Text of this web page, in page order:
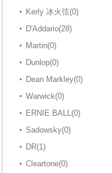
Kerly 冰火弦(0)
D'Addario(28)
Martin(0)
Dunlop(0)
Dean Markley(0)
Warwick(0)
ERNIE BALL(0)
Sadowsky(0)
DR(1)
Cleartone(0)